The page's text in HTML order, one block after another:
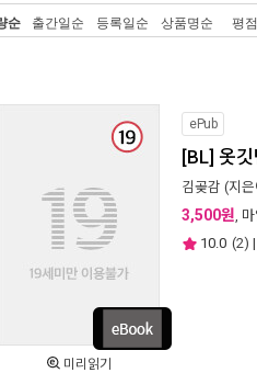
순 출간일순 등록일순 상품명순 평
미리읽기
ePub
[BL] 옷
김곶감 (지
3,500원, 마
10.0 (2)